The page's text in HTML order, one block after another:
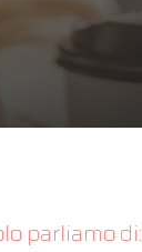
parliamo di: